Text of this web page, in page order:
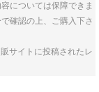
については保障できま
確認の上、ご購入下さ
サイトに投稿されたレ